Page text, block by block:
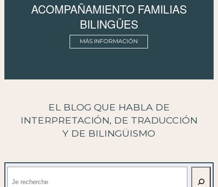
ACOMPAÑAMIENTO FAMILIAS
BILINGÜES
MÁS INFORMACIÓN
EL BLOG QUE HABLA DE
INTERPRETACIÓN, DE TRADUCCIÓN
Y DE BILINGÜISMO